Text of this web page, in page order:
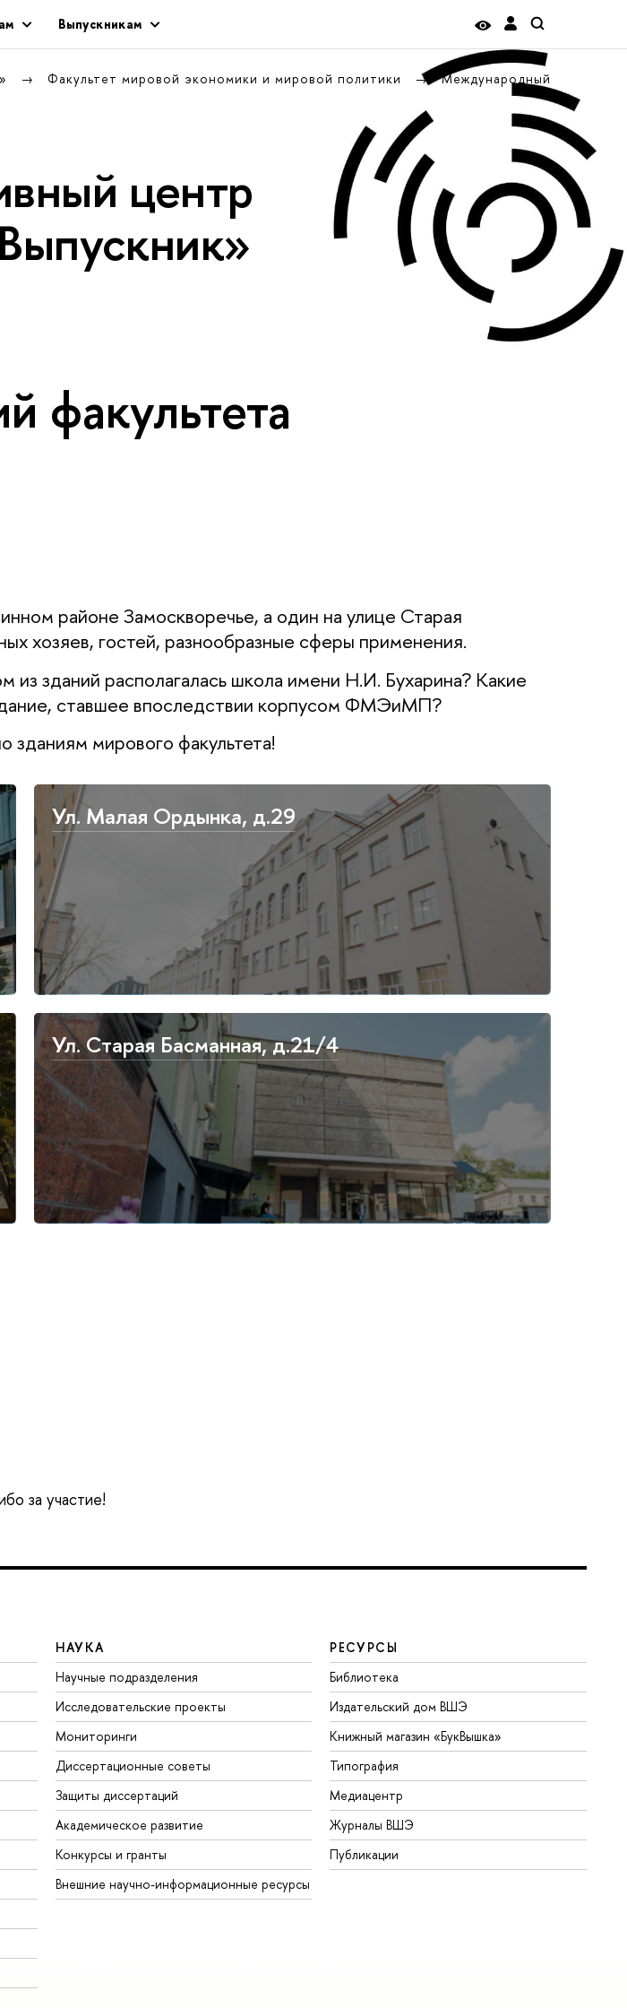
Выпускникам
Факультет мировой экономики и мировой политики
Международный
центр
факультета
районе Замоскворечье, а один на улице Старая
хозяев, гостей, разнообразные сферы применения.
зданий располагалась школа имени Н.И. Бухарина? Какие
ставшее впоследствии корпусом ФМЭиМП?
зданиям мирового факультета!
Ул. Малая Ордынка, д.29
Ул. Старая Басманная, д.21/4
за участие!
НАУКА
Научные подразделения
Исследовательские проекты
Мониторинги
Диссертационные советы
Защиты диссертаций
Академическое развитие
Конкурсы и гранты
Внешние научно-информационные ресурсы
РЕСУРСЫ
Библиотека
Издательский дом ВШЭ
Книжный магазин «БукВышка»
Типография
Медиацентр
Журналы ВШЭ
Публикации